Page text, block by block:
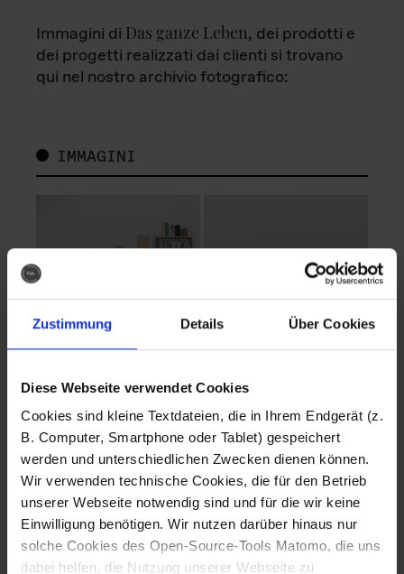
Zustimmung Details Über Cookies
Diese Webseite verwendet Cookies
Cookies sind kleine Textdateien, die in Ihrem Endgerät (z.
B. Computer, Smartphone oder Tablet) gespeichert
werden und unterschiedlichen Zwecken dienen können.
Wir verwenden technische Cookies, die für den Betrieb
unserer Webseite notwendig sind und für die wir keine
Einwilligung benötigen. Wir nutzen darüber hinaus nur
solche Cookies des Open-Source-Tools Matomo, die uns
dabei helfen, die Nutzung unserer Webseite zu
Immagini di Das ganze Leben, dei prodotti e
dei progetti realizzati dai clienti si trovano
qui nel nostro archivio fotografico:
IMMAGINI
Fotografo: Lorenz
Sternbach
Download
Fotografo: Lorenz
Sternbach
Download